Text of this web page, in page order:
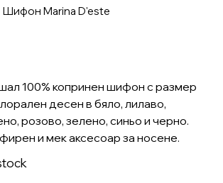
Marina D'este
100% копринен шифон с размер
десен в бяло, лилаво,
розово, зелено, синьо и черно.
и мек аксесоар за носене.